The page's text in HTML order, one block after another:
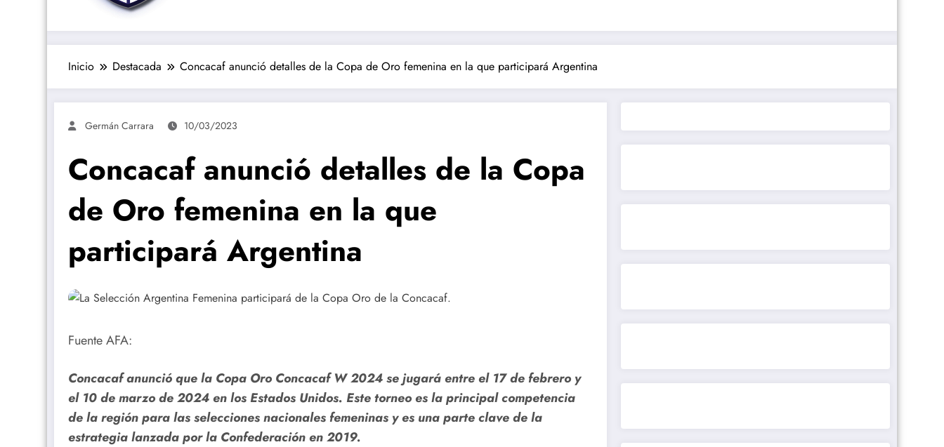
Inicio Destacada Concacaf anunció detalles de la Copa de Oro femenina en la que participará Argentina
Germán Carrara 10/03/2023
Concacaf anunció detalles de la Copa
de Oro femenina en la que
participará Argentina
Fuente AFA:
Concacaf anunció que la Copa Oro Concacaf W 2024 se jugará entre el 17 de febrero y
el 10 de marzo de 2024 en los Estados Unidos. Este torneo es la principal competencia
de la región para las selecciones nacionales femeninas y es una parte clave de la
estrategia lanzada por la Confederación en 2019.